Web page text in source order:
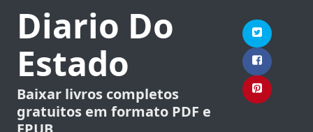
Diario Do
Estado
Baixar livros completos
gratuitos em formato PDF e